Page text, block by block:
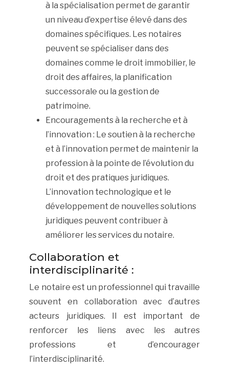
à la spécialisation permet de garantir
un niveau d’expertise élevé dans des
domaines spécifiques. Les notaires
peuvent se spécialiser dans des
domaines comme le droit immobilier, le
droit des affaires, la planification
successorale ou la gestion de
patrimoine.
Encouragements à la recherche et à
l’innovation : Le soutien à la recherche
et à l’innovation permet de maintenir la
profession à la pointe de l’évolution du
droit et des pratiques juridiques.
L’innovation technologique et le
développement de nouvelles solutions
juridiques peuvent contribuer à
améliorer les services du notaire.
Collaboration et
interdisciplinarité :
Le notaire est un professionnel qui travaille
souvent en collaboration avec d’autres
acteurs juridiques. Il est important de
renforcer les liens avec les autres
professions et d’encourager
l’interdisciplinarité.